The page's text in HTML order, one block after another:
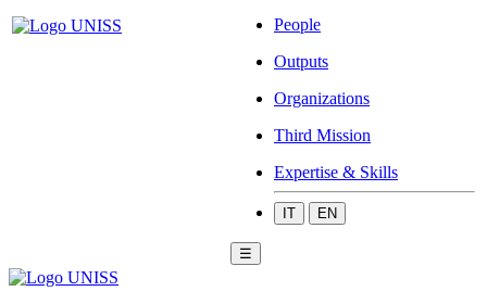
People
Outputs
Organizations
Third Mission
Expertise & Skills
IT EN
☰